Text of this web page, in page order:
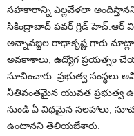
సహకారాన్ని ఎల్లవేళలా
సికింద్రాబాద్ పవర్ గ్రిడ్ హెచ్.ఆర్
అన్నావజ్జల రాధాకృష్ణ గారు
అవకాశాలు, ఉద్యోగ ప్రయత్నం
సూచించారు. ప్రభుత్వ
నీతివంతమైన యువత ప్రభుత్వ
నుండి ఏ విధమైన సలహాలు,
ఉంటానని తెలియజేశారు.